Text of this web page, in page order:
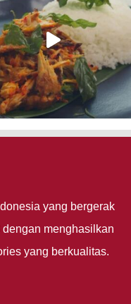
yang bergerak
menghasilkan
yang berkualitas.